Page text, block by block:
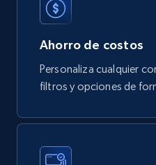
Tags, Final price,
eCommerce
747+ 39+
Google Play Store
Ahorro de costos
Personaliza cualquier
filtros y opciones de